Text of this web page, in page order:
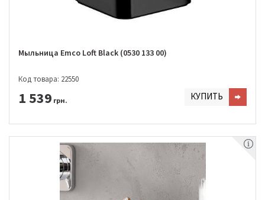
Мыльница Emco Loft Black (0530 133 00)
Код товара: 22550
1 539 грн. КУПИТЬ